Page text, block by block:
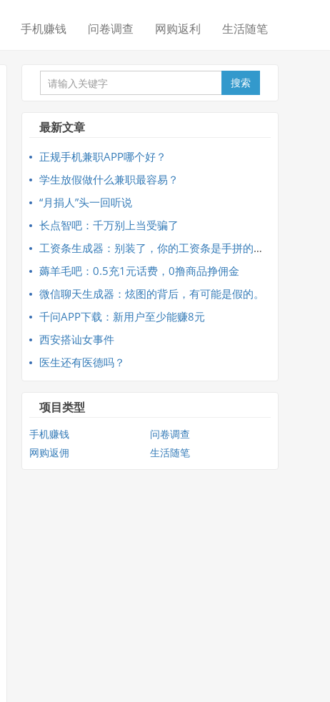
手机赚钱 问卷调查 网购返利 生活随笔
搜索
最新文章
正规手机兼职APP哪个好？
学生放假做什么兼职最容易？
“月捐人”头一回听说
长点智吧：千万别上当受骗了
工资条生成器：别装了，你的工资条是手拼的吧？
薅羊毛吧：0.5充1元话费，0撸商品挣佣金
微信聊天生成器：炫图的背后，有可能是假的。
千问APP下载：新用户至少能赚8元
西安搭讪女事件
医生还有医德吗？
项目类型
手机赚钱
问卷调查
网购返佣
生活随笔